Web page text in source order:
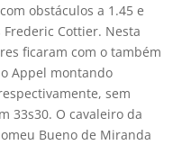
obstáculos a 1.45 e
Cottier. Nesta
ficaram com o também
Appel montando
sem
33s30. O cavaleiro da
Bueno de Miranda